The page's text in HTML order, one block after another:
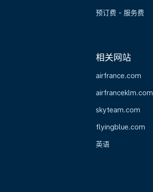
预订费 - 服务费
相关网站
airfrance.com
airfranceklm.com
skyteam.com
flyingblue.com
英语